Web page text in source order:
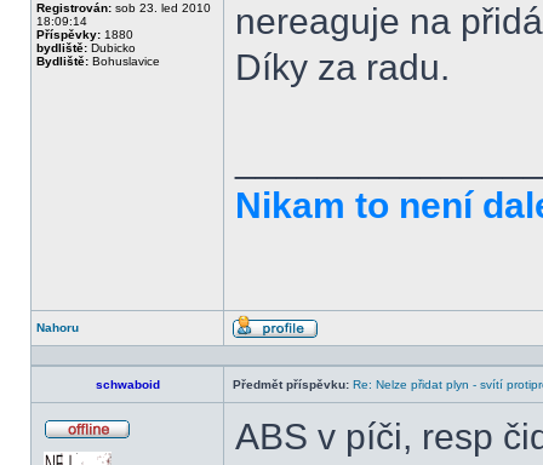
Registrován: sob 23. led 2010
18:09:14
Příspěvky: 1880
bydliště: Dubicko
Bydliště: Bohuslavice
nereaguje na
Díky za radu.
Nikam to není
Nahoru
Profil
schwaboid Předmět příspěvku: Re: Nelze přidat plyn - svítí
ABS v píči, resp